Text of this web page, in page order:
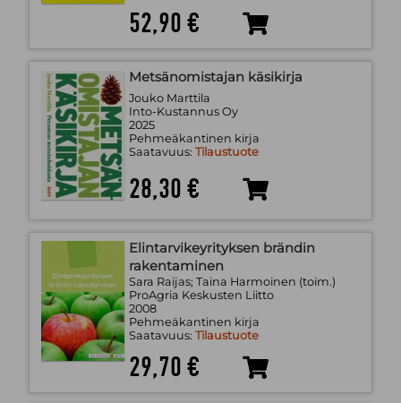
52,90 €
Metsänomistajan käsikirja
Jouko Marttila
Into-Kustannus Oy
2025
Pehmeäkantinen kirja
Saatavuus: Tilaustuote
28,30 €
Elintarvikeyrityksen brändin
rakentaminen
Sara Raijas; Taina Harmoinen (toim.)
ProAgria Keskusten Liitto
2008
Pehmeäkantinen kirja
Saatavuus: Tilaustuote
29,70 €